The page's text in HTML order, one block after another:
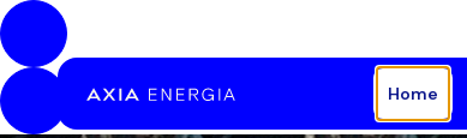
Pular para o Conteúdo principal
Home